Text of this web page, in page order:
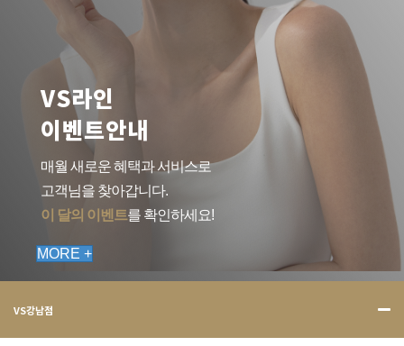
VS라인
이벤트안내
매월 새로운 혜택과 서비스로
고객님을 찾아갑니다.
이 달의 이벤트를 확인하세요!
MORE +
VS강남점